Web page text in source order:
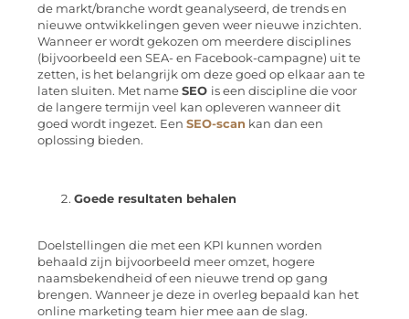
de markt/branche wordt geanalyseerd, de trends en
nieuwe ontwikkelingen geven weer nieuwe inzichten.
Wanneer er wordt gekozen om meerdere disciplines
(bijvoorbeeld een SEA- en Facebook-campagne) uit te
zetten, is het belangrijk om deze goed op elkaar aan te
laten sluiten. Met name SEO is een discipline die voor
de langere termijn veel kan opleveren wanneer dit
goed wordt ingezet. Een SEO-scan kan dan een
oplossing bieden.
Goede resultaten behalen
Doelstellingen die met een KPI kunnen worden
behaald zijn bijvoorbeeld meer omzet, hogere
naamsbekendheid of een nieuwe trend op gang
brengen. Wanneer je deze in overleg bepaald kan het
online marketing team hier mee aan de slag.